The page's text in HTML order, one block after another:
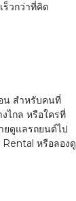
ร็วกว่าที่คิด
น สำหรับคนที่
ไกล หรือใครที่
ยดูแลรถยนต์ไป
Rental หรือลองดู